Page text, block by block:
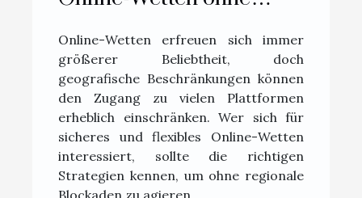
Einschränkungen
Online-Wetten erfreuen sich immer
größerer Beliebtheit, doch
geografische Beschränkungen können
den Zugang zu vielen Plattformen
erheblich einschränken. Wer sich für
sicheres und flexibles Online-Wetten
interessiert, sollte die richtigen
Strategien kennen, um ohne regionale
Blockaden zu agieren....